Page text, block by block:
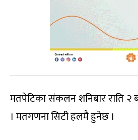
मतपेटिका संकलन शनिबार राति २
। मतगणना सिटी हलमै हुनेछ ।